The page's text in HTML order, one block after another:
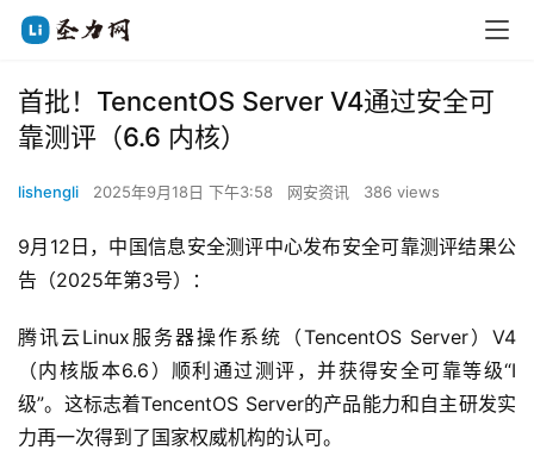
首批！TencentOS Server V4通过安全可
靠测评（6.6 内核）
lishengli 2025年9月18日 下午3:58 网安资讯 386 views
9月12日，中国信息安全测评中心发布安全可靠测评结果公
告（2025年第3号）：
腾讯云Linux服务器操作系统（TencentOS Server）V4
（内核版本6.6）顺利通过测评，并获得安全可靠等级“I
级”。这标志着TencentOS Server的产品能力和自主研发实
力再一次得到了国家权威机构的认可。